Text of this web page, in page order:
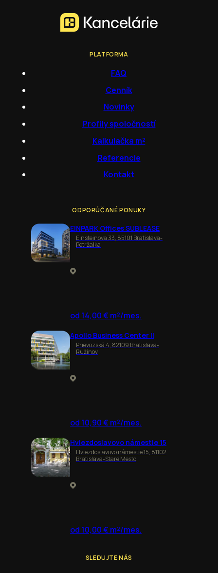
PLATFORMA
FAQ
Cenník
Novinky
Profily spoločností
Kalkulačka m²
Referencie
Kontakt
ODPORÚČANÉ PONUKY
EINPARK Offices SUBLEASE
Einsteinova 33, 85101 Bratislava-
Petržalka
od 14,00 € m²/mes.
Apollo Business Center II
Prievozská 4, 82109 Bratislava-
Ružinov
od 10,90 € m²/mes.
Hviezdoslavovo námestie 15
Hviezdoslavovo námestie 15, 81102
Bratislava-Staré Mesto
od 10,00 € m²/mes.
SLEDUJTE NÁS